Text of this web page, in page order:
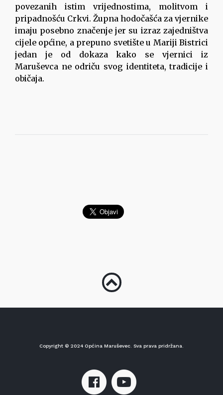
povezanih istim vrijednostima, molitvom i
pripadnošću Crkvi. Župna hodočašća za vjernike
imaju posebno značenje jer su izraz zajedništva
cijele općine, a prepuno svetište u Mariji Bistrici
jedan je od dokaza kako se vjernici iz
Maruševca ne odriču svog identiteta, tradicije i
običaja.
Copyright © 2024 Općina Maruševec. Sva prava pridržana.